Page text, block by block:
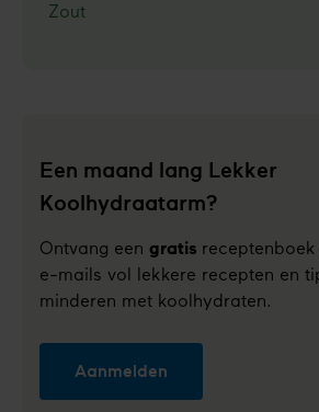
Een maand lang Lekker
Koolhydraatarm?
Ontvang een gratis
e-mails vol lekkere recepten en
minderen met koolhydraten.
Aanmelden
Zout